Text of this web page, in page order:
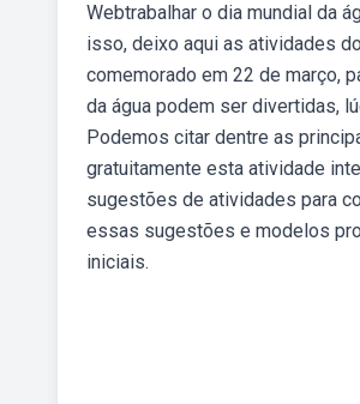
Webtrabalhar o dia mundial da
isso, deixo aqui as atividades
comemorado em 22 de março,
da água podem ser divertidas,
Podemos citar dentre as
gratuitamente esta atividade
sugestões de atividades para
essas sugestões e modelos
iniciais.